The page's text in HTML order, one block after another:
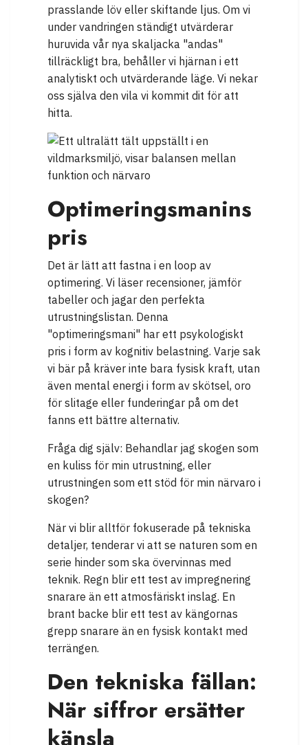
prasslande löv eller skiftande ljus. Om vi
under vandringen ständigt utvärderar
huruvida vår nya skaljacka "andas"
tillräckligt bra, behåller vi hjärnan i ett
analytiskt och utvärderande läge. Vi nekar
oss själva den vila vi kommit dit för att
hitta.
Optimeringsmanins
pris
Det är lätt att fastna i en loop av
optimering. Vi läser recensioner, jämför
tabeller och jagar den perfekta
utrustningslistan. Denna
"optimeringsmani" har ett psykologiskt
pris i form av kognitiv belastning. Varje sak
vi bär på kräver inte bara fysisk kraft, utan
även mental energi i form av skötsel, oro
för slitage eller funderingar på om det
fanns ett bättre alternativ.
Fråga dig själv: Behandlar jag skogen som
en kuliss för min utrustning, eller
utrustningen som ett stöd för min närvaro i
skogen?
När vi blir alltför fokuserade på tekniska
detaljer, tenderar vi att se naturen som en
serie hinder som ska övervinnas med
teknik. Regn blir ett test av impregnering
snarare än ett atmosfäriskt inslag. En
brant backe blir ett test av kängornas
grepp snarare än en fysisk kontakt med
terrängen.
Den tekniska fällan:
När siffror ersätter
känsla